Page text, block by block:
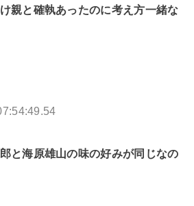
親と確執あったのに考え方一緒な
と海原雄山の味の好みが同じなの